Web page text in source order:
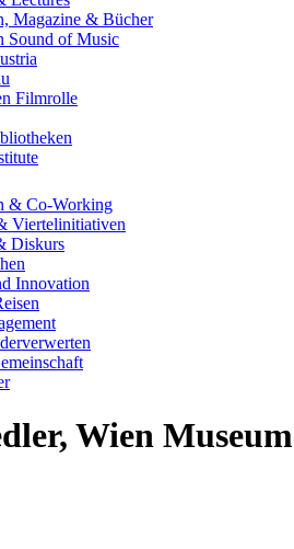
Magazine & Bücher
Sound of Music
Filmrolle
& Co-Working
Viertelinitiativen
Diskurs
Innovation
Wien Museum